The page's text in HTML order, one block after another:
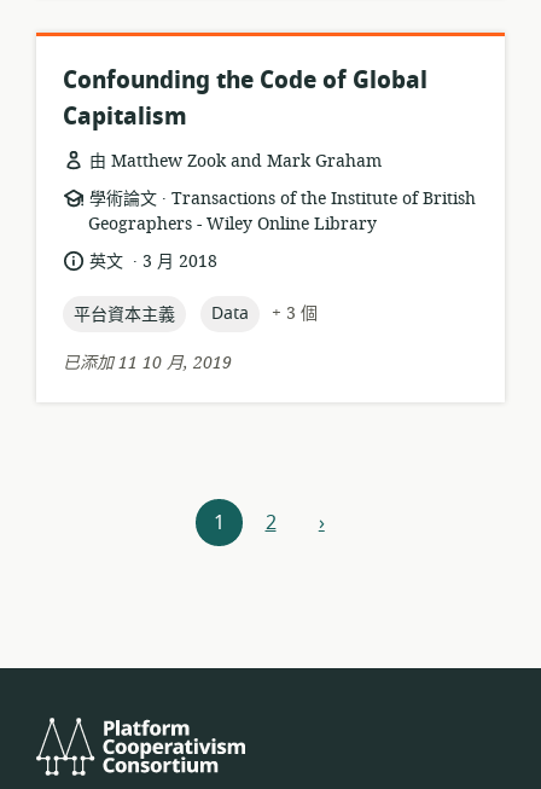
Confounding the Code of Global
Capitalism
由 Matthew Zook and Mark Graham
資
源
格
式:
學術論文 .
發
布
者:
Transactions of the Institute of British
Geographers - Wiley Online Library
語 英文 .
發
日
3 月 2018
topic:
平台資本主義 topic:
Data
+ 3 個
已添加 11 10 月, 2019
1 2 下
›